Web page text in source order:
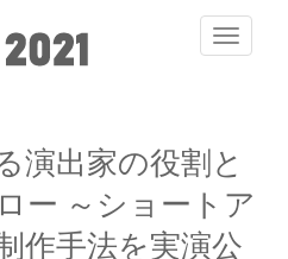
Toggle
演出家の役割と
ー ～ショートア
作手法を実演公